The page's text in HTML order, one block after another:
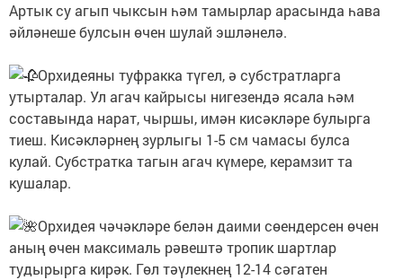
Артык су агып чыксын һәм тамырлар арасында һава
әйләнеше булсын өчен шулай эшләнелә.
Орхидеяны туфракка түгел, ә субстратларга
утырталар. Ул агач кайрысы нигезендә ясала һәм
составында нарат, чыршы, имән кисәкләре булырга
тиеш. Кисәкләрнең зурлыгы 1-5 см чамасы булса
кулай. Субстратка тагын агач күмере, керамзит та
кушалар.
Орхидея чәчәкләре белән даими сөендерсен өчен
аның өчен максималь рәвештә тропик шартлар
тудырырга кирәк. Гөл тәүлекнең 12-14 сәгатен